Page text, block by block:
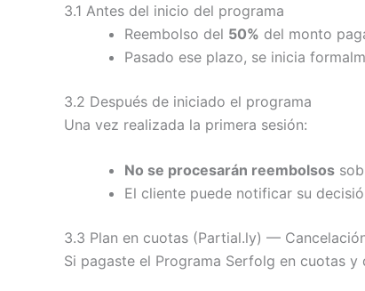
3.1 Antes del inicio del programa
Reembolso del 50% del monto
Pasado ese plazo, se inicia
3.2 Después de iniciado el programa
Una vez realizada la primera sesión:
No se procesarán reembolsos
El cliente puede notificar su
3.3 Plan en cuotas (Partial.ly) —
Si pagaste el Programa Serfolg en cuotas y